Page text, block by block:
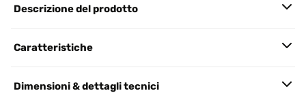
Descrizione del prodotto
Caratteristiche
Dimensioni & dettagli tecnici